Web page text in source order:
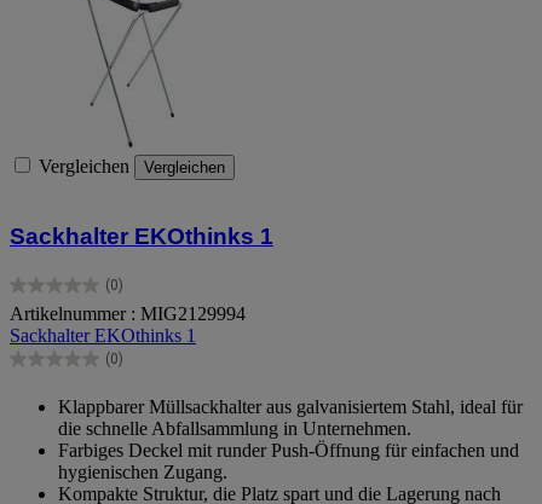
Vergleichen Vergleichen
Sackhalter EKOthinks 1
(0)
0.0
von
5
Sternen.
Artikelnummer : MIG2129994
Sackhalter EKOthinks 1
(0)
0.0
Sternen.
Klappbarer Müllsackhalter aus galvanisiertem Stahl, ideal für
die schnelle Abfallsammlung in Unternehmen.
Farbiges Deckel mit runder Push-Öffnung für einfachen und
hygienischen Zugang.
Kompakte Struktur, die Platz spart und die Lagerung nach